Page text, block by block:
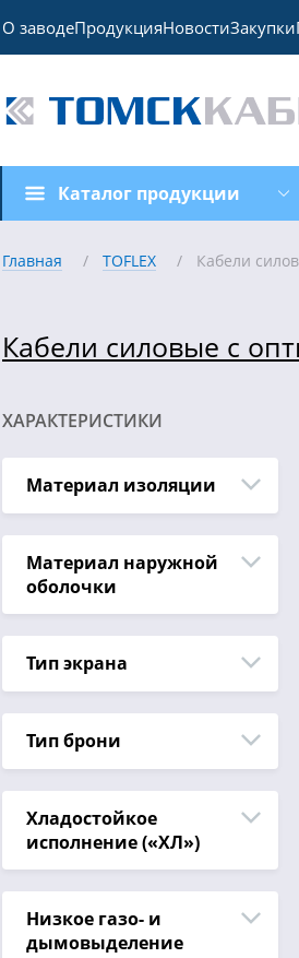
О заводеПродукцияНовостиЗакупки
Каталог продукции
Главная TOFLEX Кабели
Кабели силовые с
ХАРАКТЕРИСТИКИ
Материал изоляции
Материал наружной
оболочки
Тип экрана
Тип брони
Хладостойкое
исполнение («ХЛ»)
Низкое газо- и
дымовыделение